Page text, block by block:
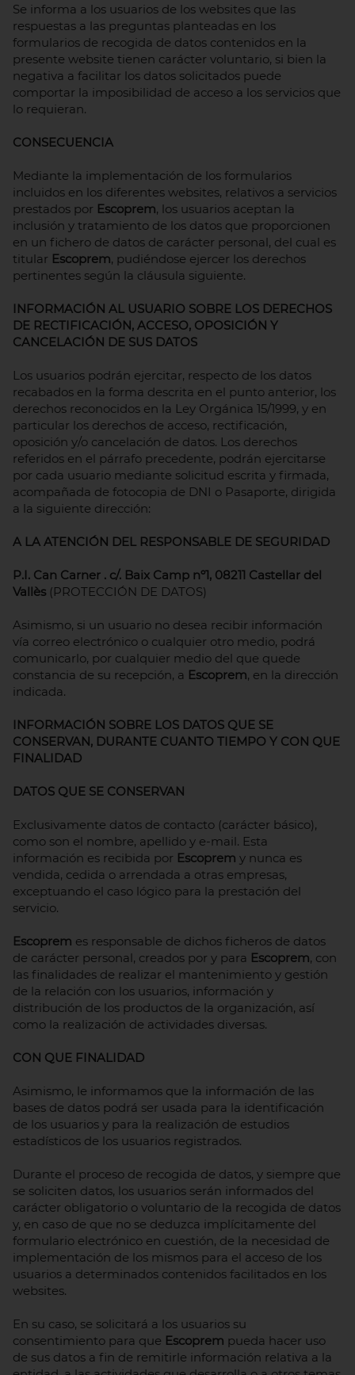
Se informa a los usuarios de los websites que las
respuestas a las preguntas planteadas en los
formularios de recogida de datos contenidos en la
presente website tienen carácter voluntario, si bien la
negativa a facilitar los datos solicitados puede
comportar la imposibilidad de acceso a los servicios que
lo requieran.
CONSECUENCIA
Mediante la implementación de los formularios
incluidos en los diferentes websites, relativos a servicios
prestados por Escoprem, los usuarios aceptan la
inclusión y tratamiento de los datos que proporcionen
en un fichero de datos de carácter personal, del cual es
titular Escoprem, pudiéndose ejercer los derechos
pertinentes según la cláusula siguiente.
INFORMACIÓN AL USUARIO SOBRE LOS DERECHOS
DE RECTIFICACIÓN, ACCESO, OPOSICIÓN Y
CANCELACIÓN DE SUS DATOS
Los usuarios podrán ejercitar, respecto de los datos
recabados en la forma descrita en el punto anterior, los
derechos reconocidos en la Ley Orgánica 15/1999, y en
particular los derechos de acceso, rectificación,
oposición y/o cancelación de datos. Los derechos
referidos en el párrafo precedente, podrán ejercitarse
por cada usuario mediante solicitud escrita y firmada,
acompañada de fotocopia de DNI o Pasaporte, dirigida
a la siguiente dirección:
A LA ATENCIÓN DEL RESPONSABLE DE SEGURIDAD
P.I. Can Carner . c/. Baix Camp nº1, 08211 Castellar del
Vallès (PROTECCIÓN DE DATOS)
Asimismo, si un usuario no desea recibir información
vía correo electrónico o cualquier otro medio, podrá
comunicarlo, por cualquier medio del que quede
constancia de su recepción, a Escoprem, en la dirección
indicada.
INFORMACIÓN SOBRE LOS DATOS QUE SE
CONSERVAN, DURANTE CUANTO TIEMPO Y CON QUE
FINALIDAD
DATOS QUE SE CONSERVAN
Exclusivamente datos de contacto (carácter básico),
como son el nombre, apellido y e-mail. Esta
información es recibida por Escoprem y nunca es
vendida, cedida o arrendada a otras empresas,
exceptuando el caso lógico para la prestación del
servicio.
Escoprem es responsable de dichos ficheros de datos
de carácter personal, creados por y para Escoprem, con
las finalidades de realizar el mantenimiento y gestión
de la relación con los usuarios, información y
distribución de los productos de la organización, así
como la realización de actividades diversas.
CON QUE FINALIDAD
Asimismo, le informamos que la información de las
bases de datos podrá ser usada para la identificación
de los usuarios y para la realización de estudios
estadísticos de los usuarios registrados.
Durante el proceso de recogida de datos, y siempre que
se soliciten datos, los usuarios serán informados del
carácter obligatorio o voluntario de la recogida de datos
y, en caso de que no se deduzca implícitamente del
formulario electrónico en cuestión, de la necesidad de
implementación de los mismos para el acceso de los
usuarios a determinados contenidos facilitados en los
websites.
En su caso, se solicitará a los usuarios su
consentimiento para que Escoprem pueda hacer uso
de sus datos a fin de remitirle información relativa a la